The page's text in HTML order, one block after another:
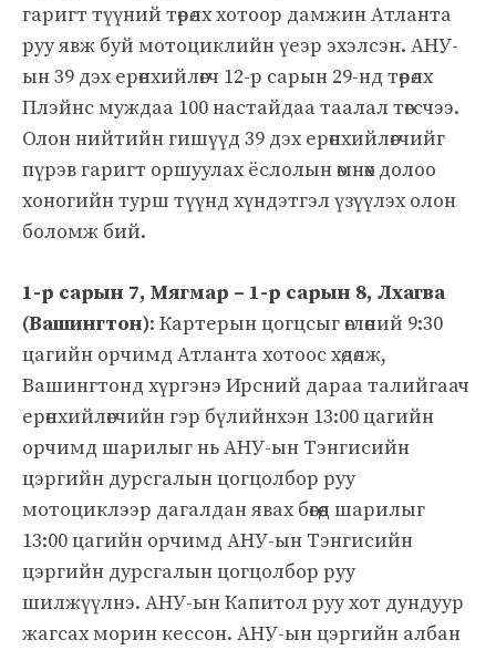
гаригт түүний төрөлх хотоор дамжин Атланта
руу явж буй мотоциклийн үеэр эхэлсэн. АНУ-
ын 39 дэх ерөнхийлөгч 12-р сарын 29-нд төрөлх
Плэйнс муждаа 100 настайдаа таалал төгсчээ.
Олон нийтийн гишүүд 39 дэх ерөнхийлөгчийг
пүрэв гаригт оршуулах ёслолын өмнөх долоо
хоногийн турш түүнд хүндэтгэл үзүүлэх олон
боломж бий.
1-р сарын 7, Мягмар – 1-р сарын 8, Лхагва
(Вашингтон): Картерын цогцсыг өглөөний 9:30
цагийн орчимд Атланта хотоос хөдөлж,
Вашингтонд хүргэнэ Ирсний дараа талийгаач
ерөнхийлөгчийн гэр бүлийнхэн 13:00 цагийн
орчимд шарилыг нь АНУ-ын Тэнгисийн
цэргийн дурсгалын цогцолбор руу
мотоциклээр дагалдан явах бөгөөд шарилыг
13:00 цагийн орчимд АНУ-ын Тэнгисийн
цэргийн дурсгалын цогцолбор руу
шилжүүлнэ. АНУ-ын Капитол руу хот дундуур
жагсах морин кессон. АНУ-ын цэргийн албан